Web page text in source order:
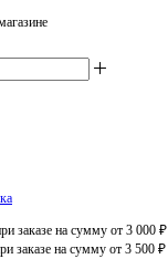
заказе на сумму от 3 000 ₽
заказе на сумму от 3 500 ₽